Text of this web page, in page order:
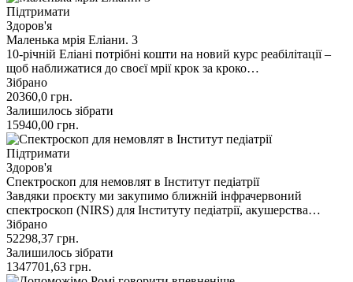
Підтримати
Здоров'я
Маленька мрія Еліани. 3
10-річній Еліані потрібні кошти на новий курс реабілітації –
щоб наближатися до своєї мрії крок за кроко…
Зібрано
20360,0 грн.
Залишилось зібрати
15940,00 грн.
Підтримати
Здоров'я
Спектроскоп для немовлят в Інститут педіатрії
Завдяки проєкту ми закупимо ближній інфрачервоний
спектроскоп (NIRS) для Інституту педіатрії, акушерства…
Зібрано
52298,37 грн.
Залишилось зібрати
1347701,63 грн.